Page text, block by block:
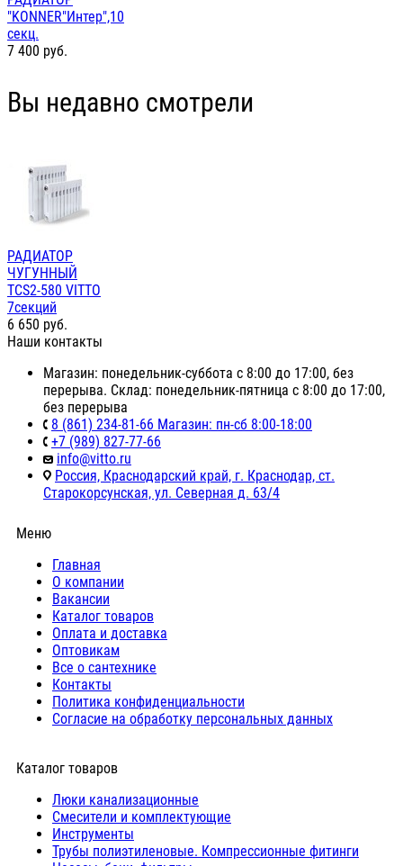
"KONNER"Интер",10
секц.
7 400 руб.
Вы недавно смотрели
РАДИАТОР
ЧУГУННЫЙ
TCS2-580 VITTO
7секций
6 650 руб.
Наши контакты
Магазин: понедельник-суббота с 8:00 до 17:00, без
перерыва. Склад: понедельник-пятница с 8:00 до 17:00,
без перерыва
8 (861) 234-81-66 Магазин: пн-сб 8:00-18:00
+7 (989) 827-77-66
info@vitto.ru
Россия, Краснодарский край, г. Краснодар, ст.
Старокорсунская, ул. Северная д. 63/4
Меню
Главная
О компании
Вакансии
Каталог товаров
Оплата и доставка
Оптовикам
Все о сантехнике
Контакты
Политика конфиденциальности
Согласие на обработку персональных данных
Каталог товаров
Люки канализационные
Cмесители и комплектующие
Инструменты
Трубы полиэтиленовые. Компрессионные фитинги